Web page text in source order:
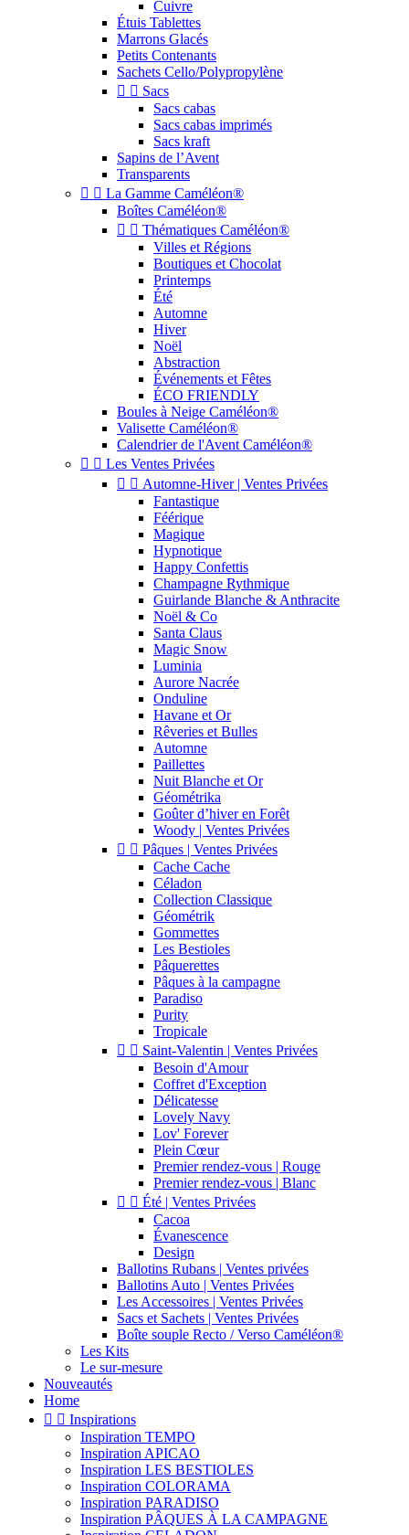
Cuivre
Étuis Tablettes
Marrons Glacés
Petits Contenants
Sachets Cello/Polypropylène
  Sacs
Sacs cabas
Sacs cabas imprimés
Sacs kraft
Sapins de l’Avent
Transparents
  La Gamme Caméléon®
Boîtes Caméléon®
  Thématiques Caméléon®
Villes et Régions
Boutiques et Chocolat
Printemps
Été
Automne
Hiver
Noël
Abstraction
Événements et Fêtes
ÉCO FRIENDLY
Boules à Neige Caméléon®
Valisette Caméléon®
Calendrier de l'Avent Caméléon®
  Les Ventes Privées
  Automne-Hiver | Ventes Privées
Fantastique
Féérique
Magique
Hypnotique
Happy Confettis
Champagne Rythmique
Guirlande Blanche & Anthracite
Noël & Co
Santa Claus
Magic Snow
Luminia
Aurore Nacrée
Onduline
Havane et Or
Rêveries et Bulles
Automne
Paillettes
Nuit Blanche et Or
Géométrika
Goûter d’hiver en Forêt
Woody | Ventes Privées
  Pâques | Ventes Privées
Cache Cache
Céladon
Collection Classique
Géométrik
Gommettes
Les Bestioles
Pâquerettes
Pâques à la campagne
Paradiso
Purity
Tropicale
  Saint-Valentin | Ventes Privées
Besoin d'Amour
Coffret d'Exception
Délicatesse
Lovely Navy
Lov' Forever
Plein Cœur
Premier rendez-vous | Rouge
Premier rendez-vous | Blanc
  Été | Ventes Privées
Cacoa
Évanescence
Design
Ballotins Rubans | Ventes privées
Ballotins Auto | Ventes Privées
Les Accessoires | Ventes Privées
Sacs et Sachets | Ventes Privées
Boîte souple Recto / Verso Caméléon®
Les Kits
Le sur-mesure
Nouveautés
Home
  Inspirations
Inspiration TEMPO
Inspiration APICAO
Inspiration LES BESTIOLES
Inspiration COLORAMA
Inspiration PARADISO
Inspiration PÂQUES À LA CAMPAGNE